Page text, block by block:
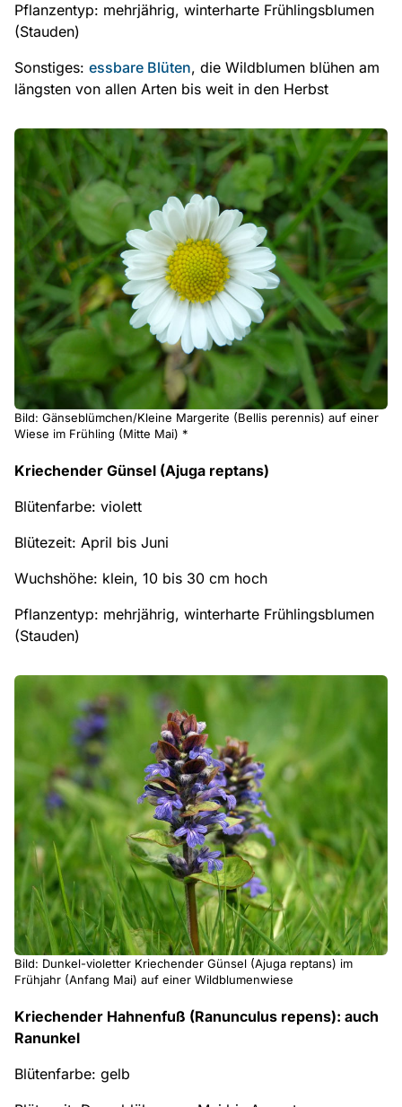
Pflanzentyp: mehrjährig, winterharte Frühlingsblumen
(Stauden)
Sonstiges: essbare Blüten, die Wildblumen blühen am
längsten von allen Arten bis weit in den Herbst
Bild: Gänseblümchen/Kleine Margerite (Bellis perennis) auf einer
Wiese im Frühling (Mitte Mai) *
Kriechender Günsel (Ajuga reptans)
Blütenfarbe: violett
Blütezeit: April bis Juni
Wuchshöhe: klein, 10 bis 30 cm hoch
Pflanzentyp: mehrjährig, winterharte Frühlingsblumen
(Stauden)
Bild: Dunkel-violetter Kriechender Günsel (Ajuga reptans) im
Frühjahr (Anfang Mai) auf einer Wildblumenwiese
Kriechender Hahnenfuß (Ranunculus repens): auch
Ranunkel
Blütenfarbe: gelb